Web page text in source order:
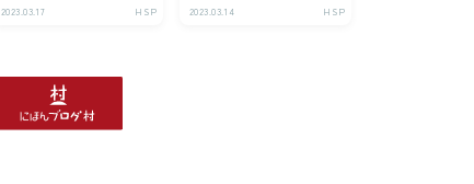
2023.03.17 HSP 2023.03.14 HSP